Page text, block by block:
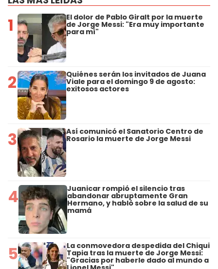
1 El dolor de Pablo Giralt por la muerte
de Jorge Messi: "Era muy importante
para mí"
2 Quiénes serán los invitados de Juana
Viale para el domingo 9 de agosto:
exitosos actores
3 Así comunicó el Sanatorio Centro de
Rosario la muerte de Jorge Messi
4 Juanicar rompió el silencio tras
abandonar abruptamente Gran
Hermano, y habló sobre la salud de su
mamá
5 La conmovedora despedida del Chiqui
Tapia tras la muerte de Jorge Messi:
"Gracias por haberle dado al mundo a